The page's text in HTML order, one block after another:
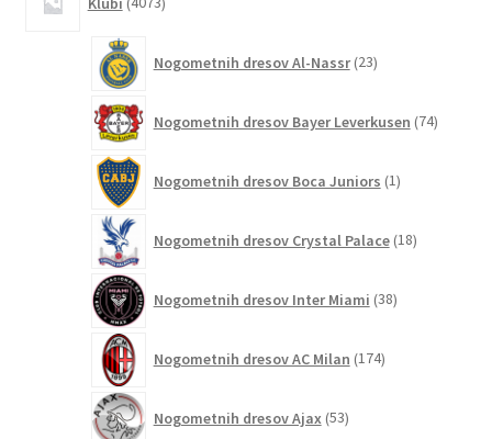
izdelkov
Nogometnih dresov Al-Nassr 23izdelkov
Nogometnih dresov Bayer Leverkusen 74izdelkov
Nogometnih dresov Boca Juniors 1izdelek
Nogometnih dresov Crystal Palace 18izdelkov
Nogometnih dresov Inter Miami 38izdelkov
Nogometnih dresov AC Milan 174izdelkov
Nogometnih dresov Ajax 53izdelkov